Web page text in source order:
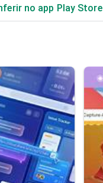
no app Play Store